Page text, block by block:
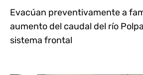
Evacúan preventivamente a
aumento del caudal del río
sistema frontal